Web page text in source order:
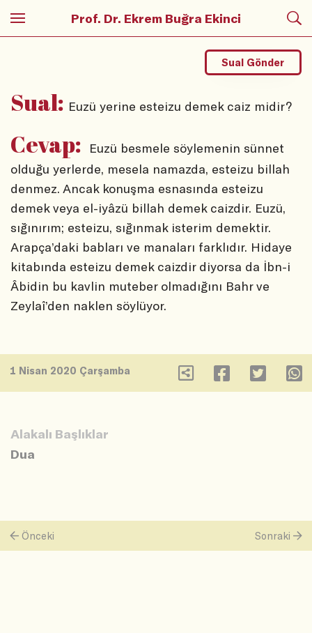
Prof. Dr. Ekrem Buğra Ekinci
Sual: Euzü yerine esteizu demek caiz midir?
Sual Gönder
Cevap:
Euzü besmele söylemenin sünnet
olduğu yerlerde, mesela namazda, esteizu billah
denmez. Ancak konuşma esnasında esteizu
demek veya el-iyâzü billah demek caizdir. Euzü,
sığınırım; esteizu, sığınmak isterim demektir.
Arapça’daki babları ve manaları farklıdır. Hidaye
kitabında esteizu demek caizdir diyorsa da İbn-i
Âbidin bu kavlin muteber olmadığını Bahr ve
Zeylaî’den naklen söylüyor.
1 Nisan 2020 Çarşamba
Alakalı Başlıklar
Dua
Önceki Sonraki